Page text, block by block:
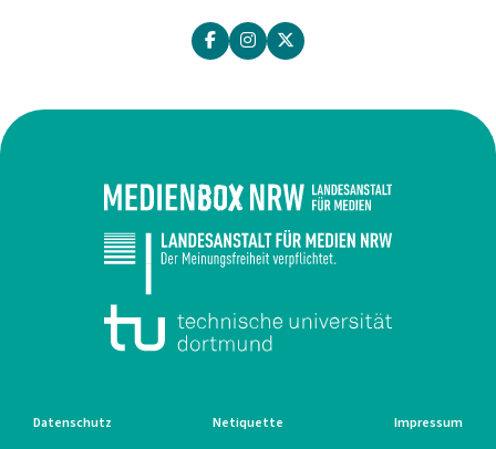
Datenschutz Netiquette Impressum